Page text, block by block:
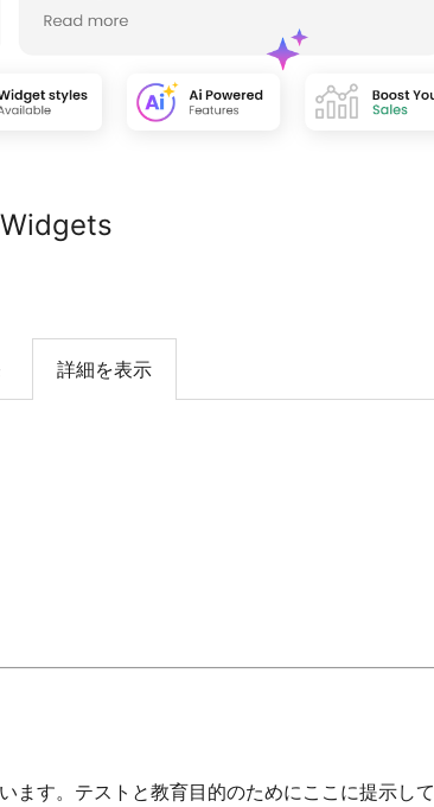
詳細を表示
ます。テストと教育目的のためにここに提示して